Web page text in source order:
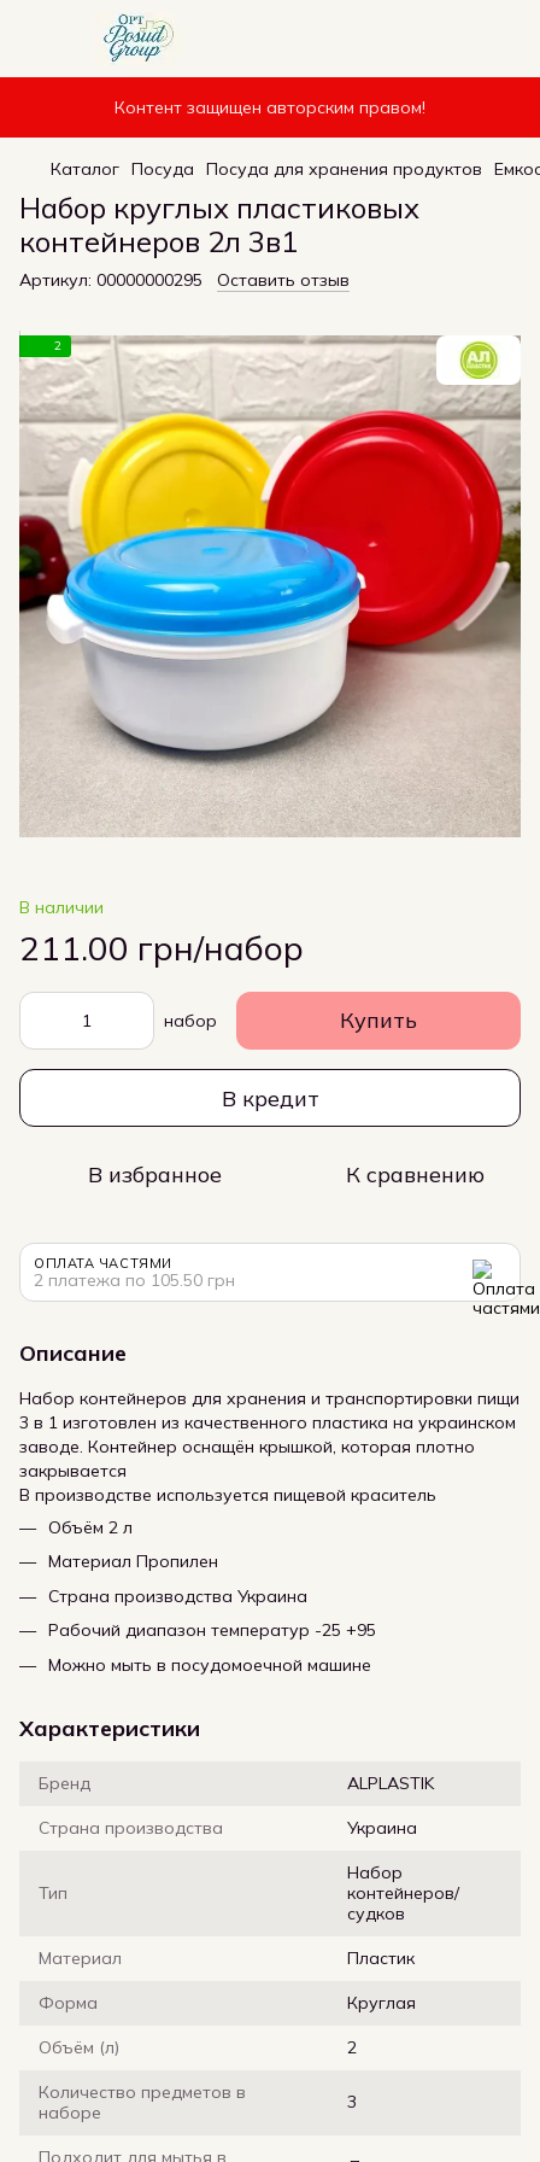
Контент защищен авторским правом!
Каталог Посуда Посуда для хранения продуктов
Набор круглых пластиковых
контейнеров 2л 3в1
Артикул: 00000000295 Оставить отзыв
2
В наличии
211.00 грн/набор
набор Купить
В кредит
В избранное К сравнению
ОПЛАТА ЧАСТЯМИ
2 платежа по 105.50 грн
Описание
Набор контейнеров для хранения и транспортировки пищи
3 в 1 изготовлен из качественного пластика на украинском
заводе. Контейнер оснащён крышкой, которая плотно
закрывается
В производстве используется пищевой краситель
Объём 2 л
Материал Пропилен
Страна производства Украина
Рабочий диапазон температур -25 +95
Можно мыть в посудомоечной машине
Характеристики
Бренд ALPLASTIK
Страна производства Украина
Тип
Набор
контейнеров/
судков
Материал Пластик
Форма Круглая
Объём (л) 2
Количество предметов в
наборе
3
Подходит для мытья в